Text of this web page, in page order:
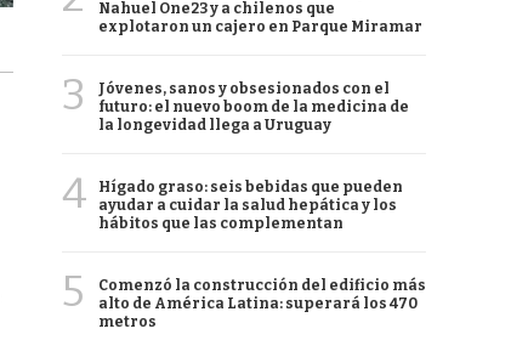
Nahuel One23 y a chilenos que
explotaron un cajero en Parque Miramar
3
Jóvenes, sanos y obsesionados con el
futuro: el nuevo boom de la medicina de
la longevidad llega a Uruguay
4
Hígado graso: seis bebidas que pueden
ayudar a cuidar la salud hepática y los
hábitos que las complementan
5
Comenzó la construcción del edificio más
alto de América Latina: superará los 470
metros